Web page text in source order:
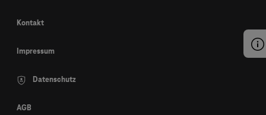
Kontakt
Impressum
Datenschutz
AGB